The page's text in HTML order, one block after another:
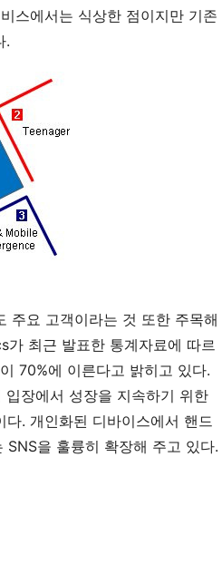
스에서는 식상한 점이지만 기존
.
주요 고객이라는 것 또한 주목해
최근 발표한 통계자료에 따르
70%에 이른다고 밝히고 있다.
장에서 성장을 지속하기 위한
. 개인화된 디바이스에서 핸드
을 훌륭히 확장해 주고 있다.